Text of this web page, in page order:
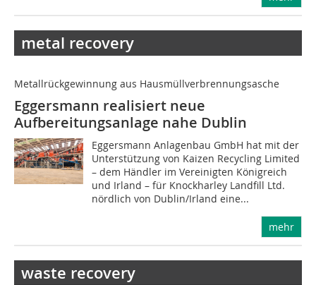
metal recovery
Metallrückgewinnung aus Hausmüllverbrennungsasche
Eggersmann realisiert neue
Aufbereitungsanlage nahe Dublin
Eggersmann Anlagenbau GmbH hat mit der
Unterstützung von Kaizen Recycling Limited
– dem Händler im Vereinigten Königreich
und Irland – für Knockharley Landfill Ltd.
nördlich von Dublin/Irland eine...
mehr
waste recovery